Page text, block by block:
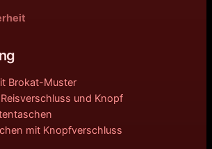
Brokat-Muster
und Knopf
mit Knopfverschluss